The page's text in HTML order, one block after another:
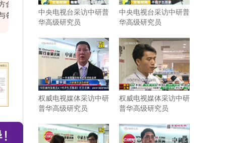
报
门
究的紧密合作。贵司研究报告结构紧凑，内容
充实，数据参考力度强，为我司企业发展和战
略规划带来了实际性的帮助。相信有很多企业
需要你们这样的行业分析公司协助和支持。尤
其是贵司对于客户报告需求的延伸服务，为我
司提供了更多有针对性、宝贵的行业研判。希
望在以后的发展过程中继续保持紧密合作与共
同进步。
中央电视台采访中研普
华高级研究员
中央电视台采访中研普
华高级研究员
权威电视媒体采访中研
普华高级研究员
权威电视媒体采访中研
普华高级研究员